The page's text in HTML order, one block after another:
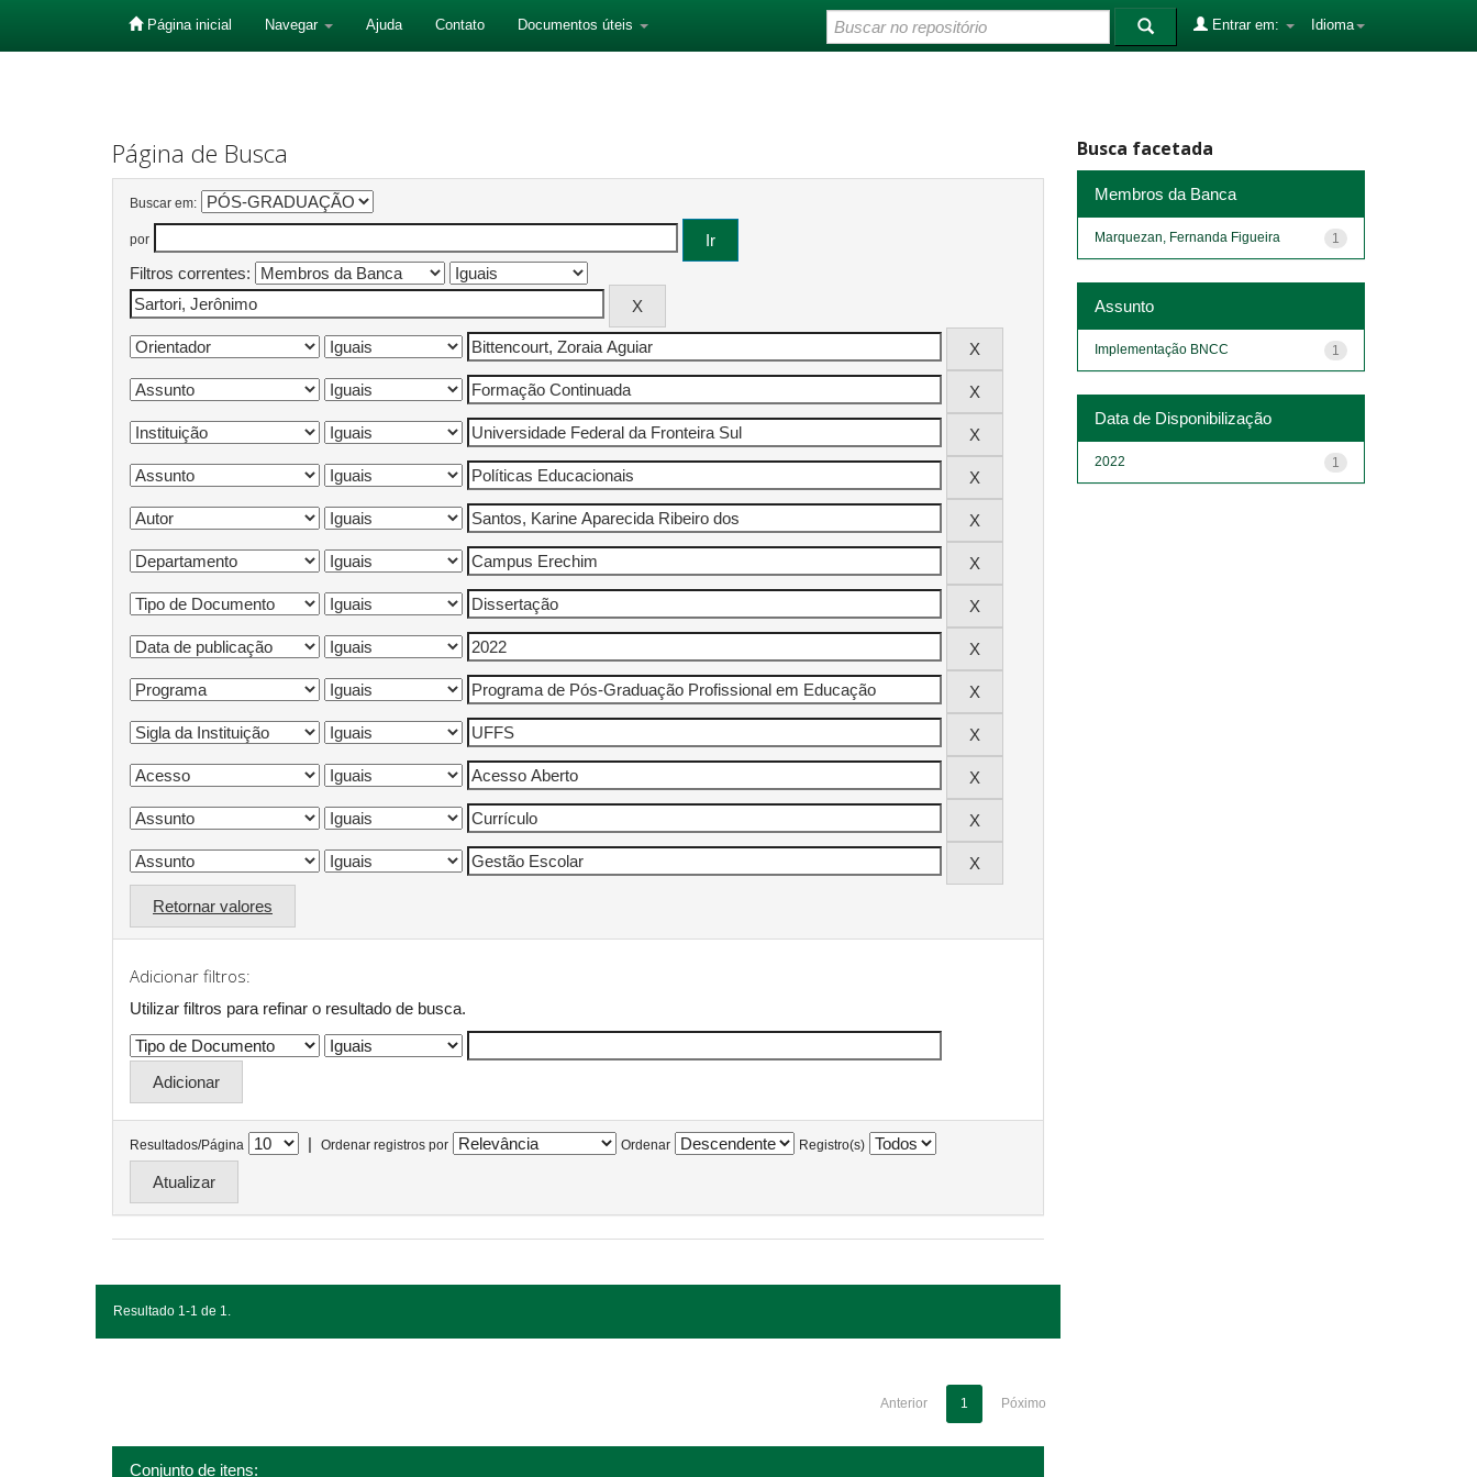
Página inicial Navegar Ajuda Contato Documentos úteis Idioma
Entrar em:
Página de Busca
Buscar em:
por
Filtros correntes:
Retornar valores
Adicionar filtros:
Utilizar filtros para refinar o resultado de busca.
Resultados/Página | Ordenar registros por Ordenar Registro(s)
Resultado 1-1 de 1.
Anterior 1 Póximo
Conjunto de itens:
Busca facetada
Membros da Banca
1
Marquezan, Fernanda Figueira
Assunto
1
Implementação BNCC
Data de Disponibilização
1
2022